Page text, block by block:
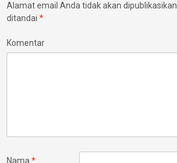
Alamat email Anda tidak akan dipublikasikan.
ditandai*
Komentar
Nama*